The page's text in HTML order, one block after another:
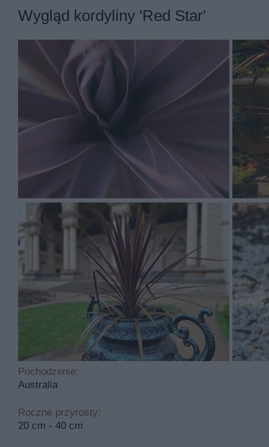
Kordylina australijska 'Red Star' znana pod łacińską
Jej miejsce pochodzenia to Australia, a w polskich
Podstawowymi walorami kordyliny 'red star' są
niejadalna.
Kordylina red star rośnie rocznie od 20 do 40 cm i po
jest wyprostowany i rozłożysty.
Kordylina red star ma kwiaty w kolorach takich jak
równowąskie
Kordylina red star to roślina, którą sadzimy w kwietniu
jest umiarkowanie trudny. Idealny odczyn gleby to
Najczęściej spotykane choroby dotykające tą roślinę
cyklicznego przycinania.
Wygląd kordyliny 'Red Star'
Pochodzenie:
Australia
Roczne przyrosty:
20 cm - 40 cm